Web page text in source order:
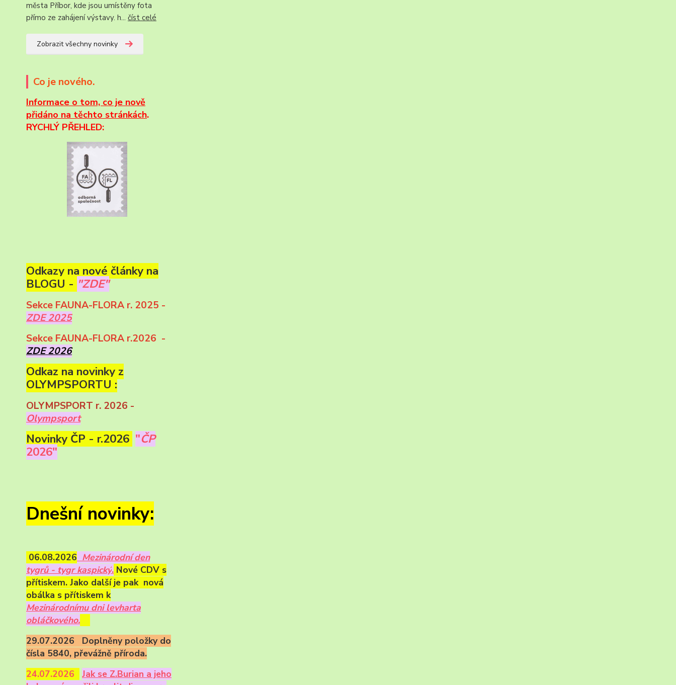
města Příbor, kde jsou umístěny fota
přímo ze zahájení výstavy. h... číst celé
Zobrazit všechny novinky
Co je nového.
Informace o tom, co je nově
přidáno na těchto stránkách.
RYCHLÝ PŘEHLED:
Odkazy na nové články na
BLOGU - "ZDE"
Sekce FAUNA-FLORA r. 2025 -
ZDE 2025
Sekce FAUNA-FLORA r.2026 -
ZDE 2026
Odkaz na novinky z
OLYMPSPORTU :
OLYMPSPORT r. 2026 -
Olympsport
Novinky ČP - r.2026 "ČP
2026"
Dnešní novinky:
06.08.2026 Mezinárodní den
tygrů - tygr kaspický. Nové CDV s
přítiskem. Jako další je pak nová
obálka s přítiskem k
Mezinárodnímu dni levharta
obláčkového.
29.07.2026 Doplněny položky do
čísla 5840, převážně příroda.
24.07.2026
Jak se Z.Burian a jeho